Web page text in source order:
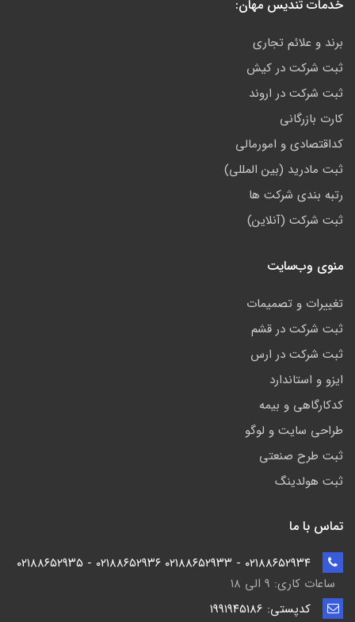
خدمات تندیس مهان:
برند و علائم تجاری
ثبت شرکت در کیش
ثبت شرکت در اروند
کارت بازرگانی
کداقتصادی و امورمالی
ثبت مادرید (بین المللی)
رتبه بندی شرکت ها
ثبت شرکت (آنلاین)
منوی وب‌سایت
تغییرات و تصمیمات
ثبت شرکت در قشم
ثبت شرکت در ارس
ایزو و استاندارد
کدکارگاهی و بیمه
طراحی سایت و لوگو
ثبت طرح صنعتی
ثبت هولدینگ
تماس با ما
ساعات کاری: ۹ الی ۱۸
کدپستی: ۱۹۹۱۹۴5186